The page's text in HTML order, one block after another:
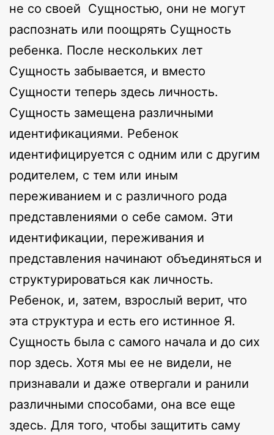
не со своей Сущностью, они не могут
распознать или поощрять Сущность
ребенка. После нескольких лет
Сущность забывается, и вместо
Сущности теперь здесь личность.
Сущность замещена различными
идентификациями. Ребенок
идентифицируется с одним или с другим
родителем, с тем или иным
переживанием и с различного рода
представлениями о себе самом. Эти
идентификации, переживания и
представления начинают объединяться и
структурироваться как личность.
Ребенок, и, затем, взрослый верит, что
эта структура и есть его истинное Я.
Сущность была с самого начала и до сих
пор здесь. Хотя мы ее не видели, не
признавали и даже отвергали и ранили
различными способами, она все еще
здесь. Для того, чтобы защитить саму